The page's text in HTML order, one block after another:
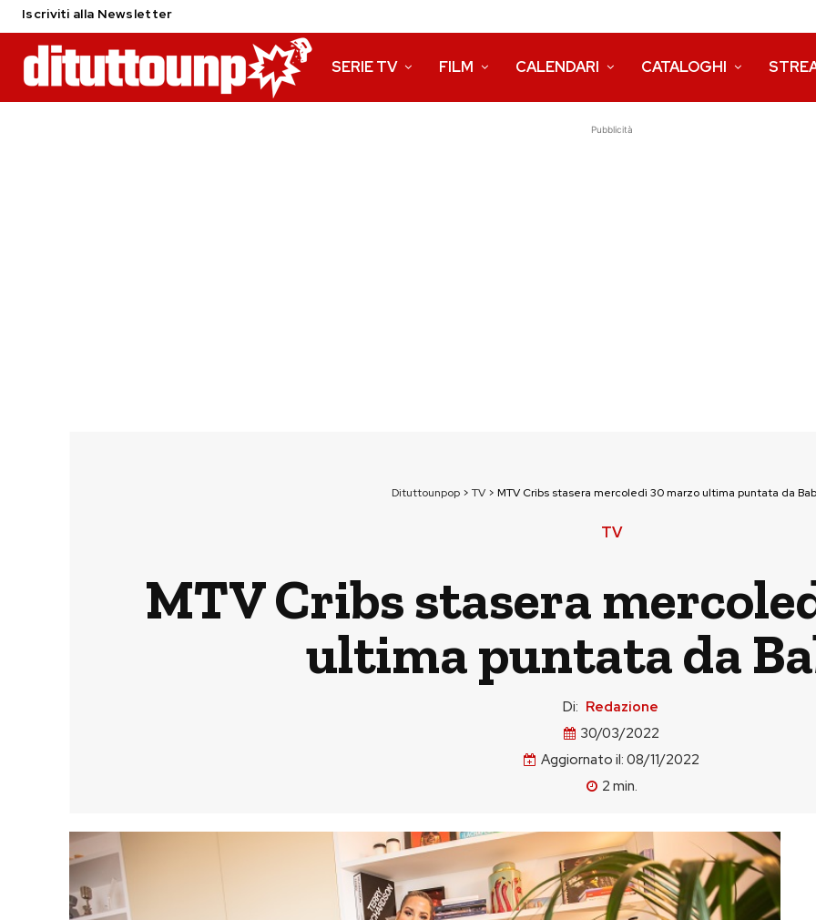
Iscriviti alla Newsletter
SERIE TV FILM CALENDARI CATALOGHI
Pubblicità
Dituttounpop> TV> MTV Cribs stasera mercoledì 30 marzo ultima puntata da
TV
MTV Cribs stasera
ultima puntata da
Di: Redazione
30/03/2022
Aggiornato il: 08/11/2022
2 min.